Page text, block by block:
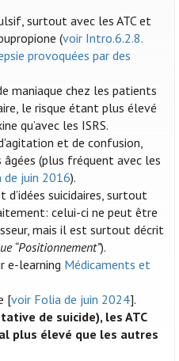
surtout avec les ATC et
(voir Intro.6.2.8.
provoquées par des
maniaque chez les patients
le risque étant plus élevé
qu’avec les ISRS.
et de confusion,
(plus fréquent avec les
de juin 2016).
d’idées suicidaires, surtout
celui-ci ne peut être
mais il est surtout décrit
“Positionnement”).
e-learning Médicaments et
[voir Folia de juin 2024].
de suicide), les ATC
plus élevé que les autres